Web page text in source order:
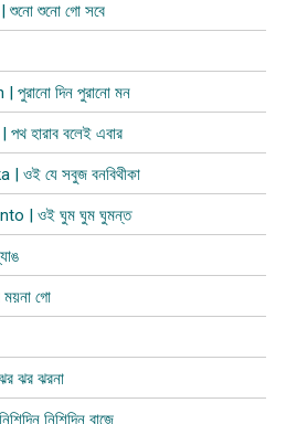
শুনো গো সবে
দিন পুরানো মন
হারাব বলেই এবার
ওই যে সবুজ বনবিথীকা
| ওই ঘুম ঘুম ঘুমন্ত
গো
ঝর ঝরনা
নিশিদিন বাজে